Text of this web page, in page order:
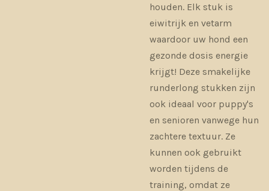
houden. Elk stuk is
eiwitrijk en vetarm
waardoor uw hond een
gezonde dosis energie
krijgt! Deze smakelijke
runderlong stukken zijn
ook ideaal voor puppy's
en senioren vanwege hun
zachtere textuur. Ze
kunnen ook gebruikt
worden tijdens de
training, omdat ze